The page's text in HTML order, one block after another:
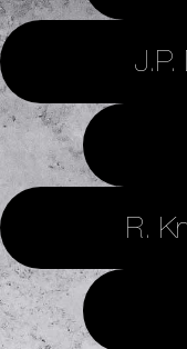
J.P.
R.